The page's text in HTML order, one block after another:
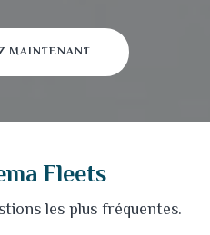
MAINTENANT
Fleets
les plus fréquentes.